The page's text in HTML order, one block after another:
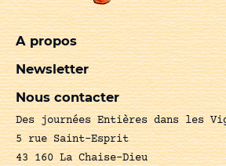
A propos
Newsletter
Nous contacter
Des journées Entières dans les
5 rue Saint-Esprit
43 160 La Chaise-Dieu